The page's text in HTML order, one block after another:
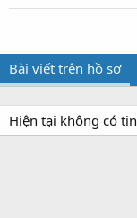
Bài viết trên hồ sơ
Hiện tại không có